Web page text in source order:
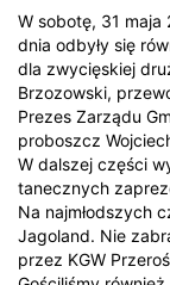
W sobotę, 31 maja
dnia odbyły się
dla zwycięskiej
Brzozowski,
Prezes Zarządu
proboszcz
W dalszej części
tanecznych
Na najmłodszych
Jagoland. Nie
przez KGW